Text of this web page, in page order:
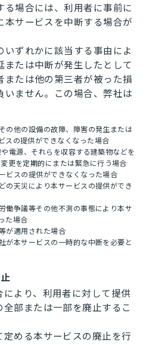
る場合には、利用者に事前に
本サービスを中断する場合が
いずれかに該当する事由によ
または中断が発生したとして
または他の第三者が被った損
いません。この場合、弊社は
の他の設備の故障、障害の発生または
スの提供ができなくなった場合
電源、それらを収容する建築物などを
更を定期的にまたは緊急に行う場合
ビスの提供ができなくなった場合
の天災により本サービスの提供ができ
働争議等その他不測の事態により本サ
た場合
が適用された場合
が本サービスの一時的な中断を必要と
より、利用者に対して提供
全部または一部を廃止するこ
める本サービスの廃止を行